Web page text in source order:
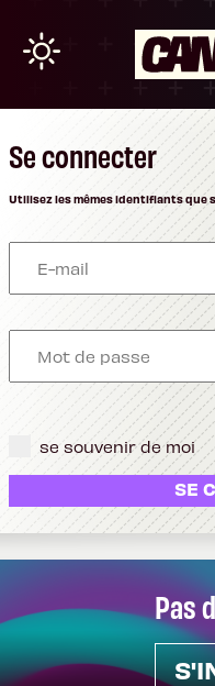
Pas
Se connecter
Utilisez les mêmes identifiants que
se souvenir de moi
SE